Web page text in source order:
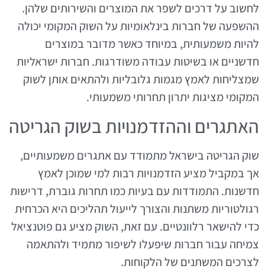
לחשוב על דרכים לשפר את המוצרים והשירותים שלהן.
ההשפעה של חברות בינלאומיות על השוק המקומי יכולה
להיות משמעותית, במיוחד כאשר מדובר במוצרים
חדשניים או בשיטות עבודה משודרגות. חברות ישראליות
שמצליחות לאמץ מגמות גלובליות ולהתאים אותן לשוק
המקומי מציגות יתרון תחרותי משמעותי.
האתגרים וההזדמנויות בשוק הגריטה
שוק הגריטה בישראל מתמודד עם אתגרים משמעותיים,
אך במקביל מציע הזדמנויות רבות למי שמוכן לאמץ
חדשנות. התמודדות עם בעיות כמו תחרות גוברת, דרישות
רגולטוריות משתנות והצורך לייעול תהליכים היא הכרחית
כדי להישאר רלוונטיים. עם זאת, השוק מציע גם פוטנציאל
צמיחה עבור חברות שיפעלו לשיפור מתמיד ולהתאמה
לצרכים המשתנים של הלקוחות.